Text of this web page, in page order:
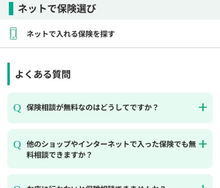
ネットで保険選び
ネットで入れる保険を探す
よくある質問
保険相談が無料なのはどうしてですか？
他のショップやインターネットで入った保険でも無
料相談できますか？